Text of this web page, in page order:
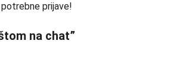
prijave!
na chat”